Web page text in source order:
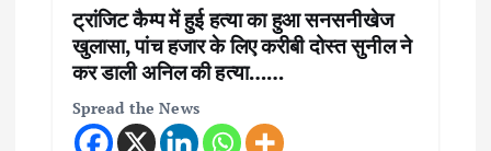
ट्रांजिट कैम्प में हुई हत्या का हुआ सनसनीखेज
खुलासा, पांच हजार के लिए करीबी दोस्त सुनील ने
कर डाली अनिल की हत्या……
Spread the News